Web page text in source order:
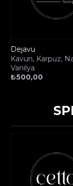
Dejavu
Kavun, Karpuz,
Vanilya
₺500,00